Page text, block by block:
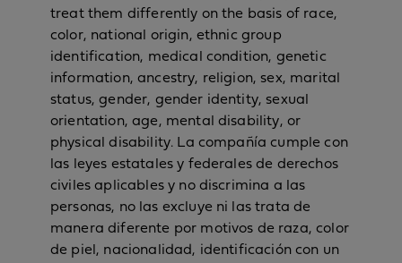
treat them differently on the basis of race,
color, national origin, ethnic group
identification, medical condition, genetic
information, ancestry, religion, sex, marital
status, gender, gender identity, sexual
orientation, age, mental disability, or
physical disability. La compañía cumple con
las leyes estatales y federales de derechos
civiles aplicables y no discrimina a las
personas, no las excluye ni las trata de
manera diferente por motivos de raza, color
de piel, nacionalidad, identificación con un